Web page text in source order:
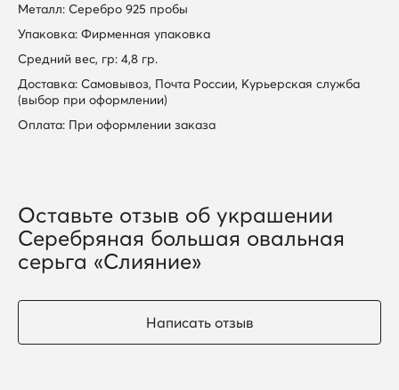
Металл: Серебро 925 пробы
Упаковка: Фирменная упаковка
Средний вес, гр: 4,8 гр.
Доставка: Самовывоз, Почта России, Курьерская служба
(выбор при оформлении)
Оплата: При оформлении заказа
Оставьте отзыв об украшении
Серебряная большая овальная
серьга «Слияние»
Написать отзыв